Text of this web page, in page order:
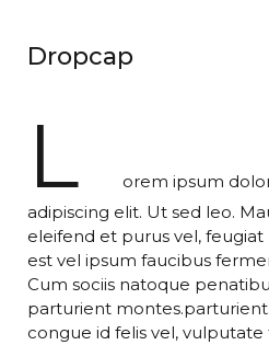
Dropcap
L
orem ipsum
adipiscing elit. Ut sed leo.
eleifend et purus vel, feugiat
est vel ipsum faucibus
Cum sociis natoque
parturient
congue id felis vel, vulputate